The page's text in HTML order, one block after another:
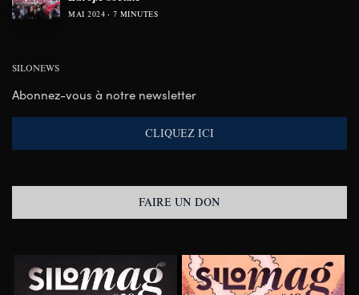
MAI 2024 7 MINUTES
SILONEWS
Abonnez-vous à notre newsletter
CLIQUEZ ICI
FAIRE UN DON